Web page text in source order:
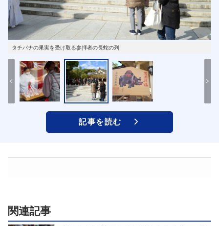
タチバナの果実を受け取る参拝者の長蛇の列
記事を読む
関連記事